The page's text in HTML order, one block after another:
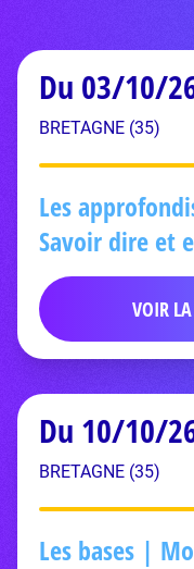
Du 03/10/
BRETAGNE (35)
Les
Savoir dire et
VOIR
Du 10/10/
BRETAGNE (35)
Les bases |